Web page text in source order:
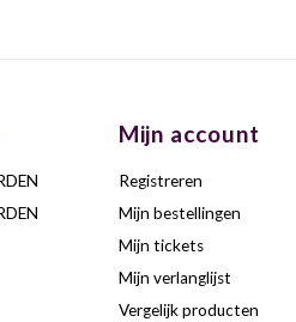
Mijn account
Registreren
Mijn bestellingen
Mijn tickets
Mijn verlanglijst
Vergelijk producten